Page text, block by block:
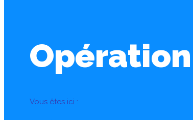
Vous êtes ici :